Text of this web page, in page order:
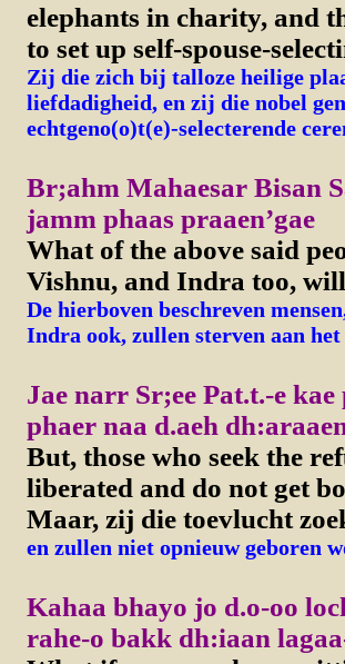
elephants in charity, and
to set up self-spouse-
Zij die zich bij talloze heilige
liefdadigheid, en zij die nobel
echtgeno(o)t(e)-selecterende
Br;ahm Mahaesar Bisan
jamm phaas praaen’gae
What of the above said
Vishnu, and Indra too,
De hierboven beschreven
Indra ook, zullen sterven aan het
Jae narr Sr;ee Pat.t.-e
phaer naa d.aeh
But, those who seek the
liberated and do not get
Maar, zij die toevlucht
en zullen niet opnieuw geboren
Kahaa bhayo jo d.o-oo
rahe-o bakk dh:iaan